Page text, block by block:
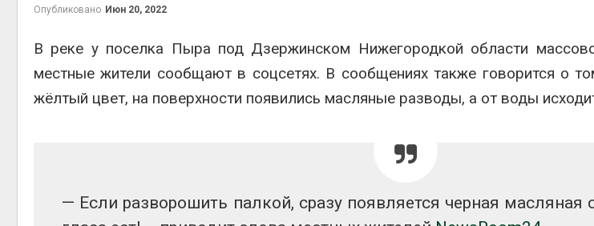
Опубликовано Июн 20, 2022
В реке у поселка Пыра под Дзержинском Нижегородкой области
местные жители сообщают в соцсетях. В сообщениях также говорится о
жёлтый цвет, на поверхности появились масляные разводы, а от воды
— Если разворошить палкой, сразу появляется черная масляная
Авг 7, 2026
Солнечные панели над
каналами позволяют
экономить воду
может помочь городам
переживать жару